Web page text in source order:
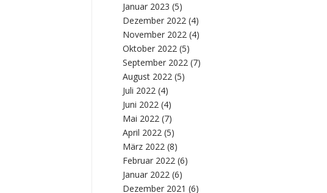
Januar 2023 (5)
Dezember 2022 (4)
November 2022 (4)
Oktober 2022 (5)
September 2022 (7)
August 2022 (5)
Juli 2022 (4)
Juni 2022 (4)
Mai 2022 (7)
April 2022 (5)
März 2022 (8)
Februar 2022 (6)
Januar 2022 (6)
Dezember 2021 (6)